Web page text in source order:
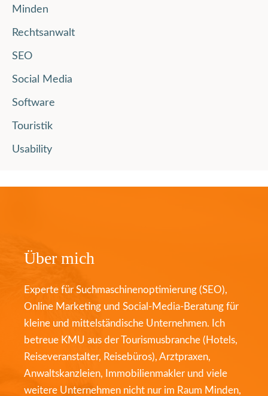
Minden
Rechtsanwalt
SEO
Social Media
Software
Touristik
Usability
Über mich
Experte für Suchmaschinenoptimierung (SEO),
Online Marketing und Social-Media-Beratung für
kleine und mittelständische Unternehmen. Ich
betreue KMU aus der Tourismusbranche (Hotels,
Reiseveranstalter, Reisebüros), Arztpraxen,
Anwaltskanzleien, Immobilienmakler und viele
weitere Unternehmen nicht nur im Raum Minden,